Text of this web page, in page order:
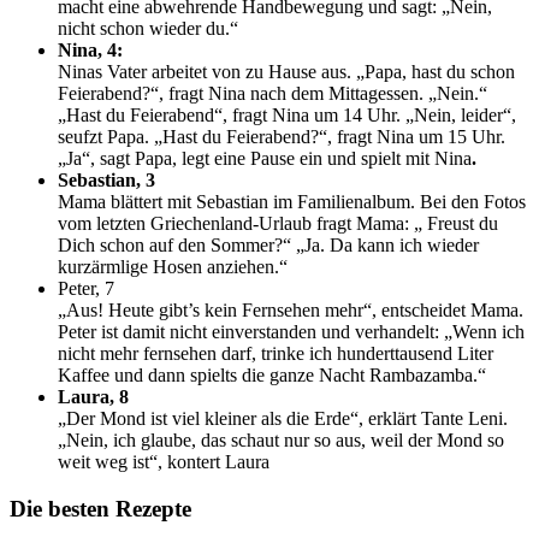
macht eine abwehrende Handbewegung und sagt: „Nein,
nicht schon wieder du.“
Nina, 4:
Ninas Vater arbeitet von zu Hause aus. „Papa, hast du schon
Feierabend?“, fragt Nina nach dem Mittagessen. „Nein.“
„Hast du Feierabend“, fragt Nina um 14 Uhr. „Nein, leider“,
seufzt Papa. „Hast du Feierabend?“, fragt Nina um 15 Uhr.
„Ja“, sagt Papa, legt eine Pause ein und spielt mit Nina.
Sebastian, 3
Mama blättert mit Sebastian im Familienalbum. Bei den Fotos
vom letzten Griechenland-Urlaub fragt Mama: „ Freust du
Dich schon auf den Sommer?“ „Ja. Da kann ich wieder
kurzärmlige Hosen anziehen.“
Peter, 7
„Aus! Heute gibt’s kein Fernsehen mehr“, entscheidet Mama.
Peter ist damit nicht einverstanden und verhandelt: „Wenn ich
nicht mehr fernsehen darf, trinke ich hunderttausend Liter
Kaffee und dann spielts die ganze Nacht Rambazamba.“
Laura, 8
„Der Mond ist viel kleiner als die Erde“, erklärt Tante Leni.
„Nein, ich glaube, das schaut nur so aus, weil der Mond so
weit weg ist“, kontert Laura
Die besten Rezepte